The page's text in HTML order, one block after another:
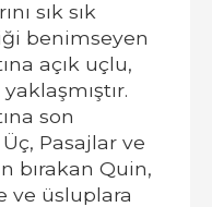
sık sık
benimseyen
açık uçlu,
son
Pasajlar ve
bırakan Quin,
ve üsluplara